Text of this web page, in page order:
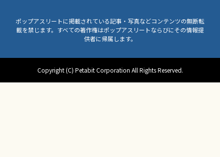
ポップアスリートに掲載されている記事・写真などコンテンツの無断転
載を禁じます。すべての著作権はポップアスリートならびにその情報提
供者に帰属します。
Copyright (C) Petabit Corporation All Rights Reserved.